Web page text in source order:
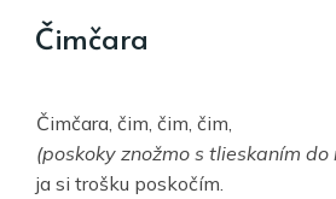
Čimčara
Čimčara, čim, čim, čim,
(poskoky znožmo s tlieskaním do
ja si trošku poskočím.